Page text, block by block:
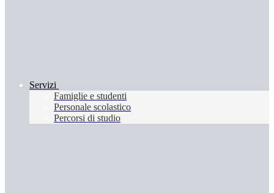
Servizi
Famiglie e studenti
Personale scolastico
Percorsi di studio